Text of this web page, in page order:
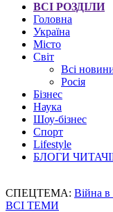
ВСІ РОЗДІЛИ
Головна
Україна
Місто
Світ
Всі
Росія
Бізнес
Наука
Шоу-бізнес
Спорт
Lifestyle
БЛОГИ
СПЕЦТЕМА: Війна в
ВСІ ТЕМИ